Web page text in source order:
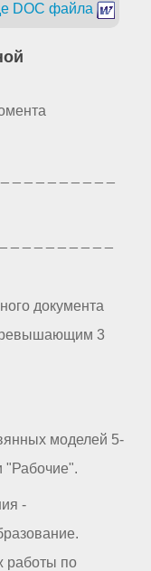
DOC файла
_ _ _ _ _ _ _ _ _
_ _ _ _ _ _ _ _ _
документа
3
моделей 5-
"Рабочие".
-
работы по